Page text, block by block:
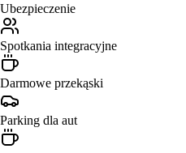
Ubezpieczenie
Spotkania integracyjne
Darmowe przekąski
Parking dla aut